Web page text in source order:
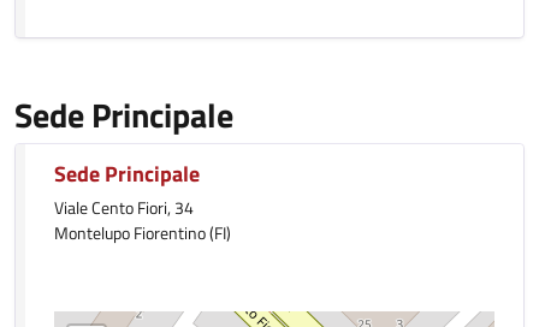
Sede Principale
Sede Principale
Viale Cento Fiori, 34
Montelupo Fiorentino (FI)